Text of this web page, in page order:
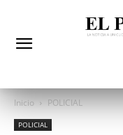
Inicio POLICIAL
POLICIAL